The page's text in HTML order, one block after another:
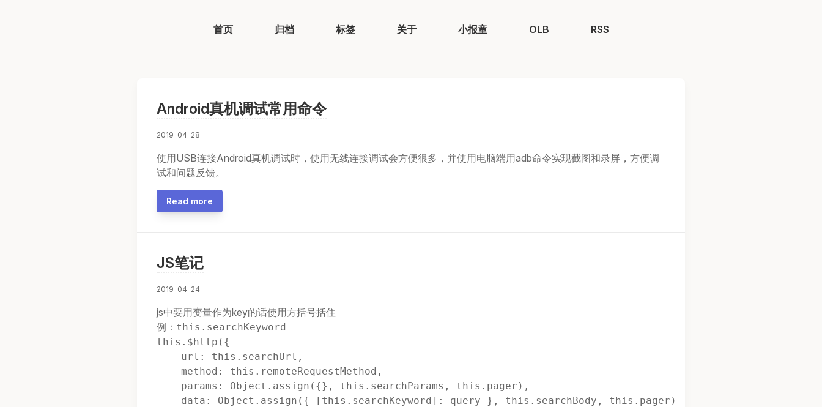
首页 归档 标签 关于 小报童 OLB RSS
Android真机调试常用命令
2019-04-28
使用USB连接Android真机调试时，使用无线连接调试会方便很多，并使用电脑端用adb命令实现截图和录屏，方便调
试和问题反馈。
Read more
JS笔记
2019-04-24
js中要用变量作为key的话使用方括号括住
例： this.searchKeyword
this.$http({
    url: this.searchUrl,
    method: this.remoteRequestMethod,
    params: Object.assign({}, this.searchParams, this.pager),
    data: Object.assign({ [this.searchKeyword]: query }, this.searchBody, this.pager)